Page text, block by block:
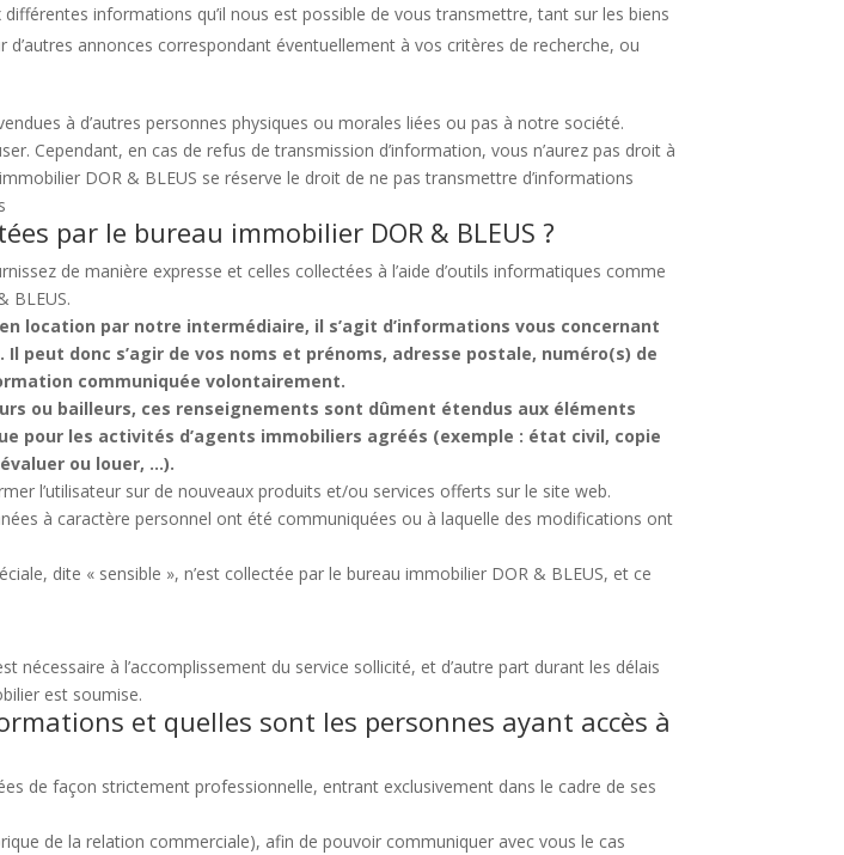
informations qu’il nous est possible de vous transmettre, tant sur les biens
annonces correspondant éventuellement à vos critères de recherche, ou
à d’autres personnes physiques ou morales liées ou pas à notre société.
Cependant, en cas de refus de transmission d’information, vous n’aurez pas droit à
DOR & BLEUS se réserve le droit de ne pas transmettre d’informations
par le bureau immobilier DOR & BLEUS ?
de manière expresse et celles collectées à l’aide d’outils informatiques comme
BLEUS.
location par notre intermédiaire, il s’agit d’informations vous concernant
peut donc s’agir de vos noms et prénoms, adresse postale, numéro(s) de
communiquée volontairement.
ou bailleurs, ces renseignements sont dûment étendus aux éléments
pour les activités d’agents immobiliers agréés (exemple : état civil, copie
ou louer, …).
l’utilisateur sur de nouveaux produits et/ou services offerts sur le site web.
à caractère personnel ont été communiquées ou à laquelle des modifications ont
dite « sensible », n’est collectée par le bureau immobilier DOR & BLEUS, et ce
nécessaire à l’accomplissement du service sollicité, et d’autre part durant les délais
est soumise.
et quelles sont les personnes ayant accès à
de façon strictement professionnelle, entrant exclusivement dans le cadre de ses
de la relation commerciale), afin de pouvoir communiquer avec vous le cas